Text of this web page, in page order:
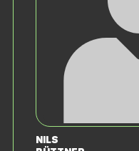
Nils